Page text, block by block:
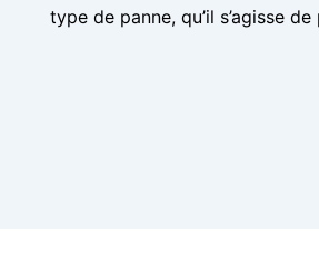
type de panne, qu’il s’agisse